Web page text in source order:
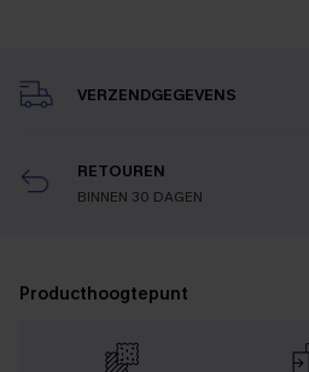
VERZENDGEGEVENS
RETOUREN
BINNEN 30 DAGEN
Producthoogtepunt